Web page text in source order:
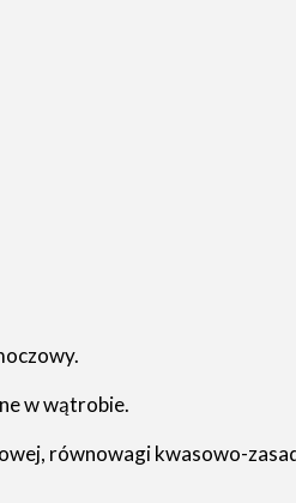
w wątrobie.
równowagi kwasowo-